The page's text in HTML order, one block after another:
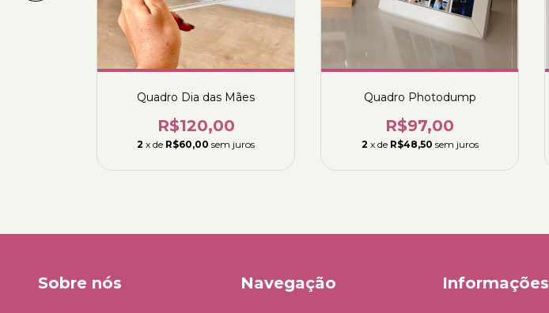
Quadro Dia das Mães
R$120,00
2 x de R$60,00 sem juros
Quadro Photodump
R$97,00
2 x de R$48,50 sem juros
Sobre nós Navegação Informações